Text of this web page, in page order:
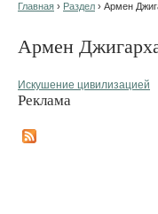
Главная › Раздел › Армен
Армен
Искушение цивилизацией
Реклама